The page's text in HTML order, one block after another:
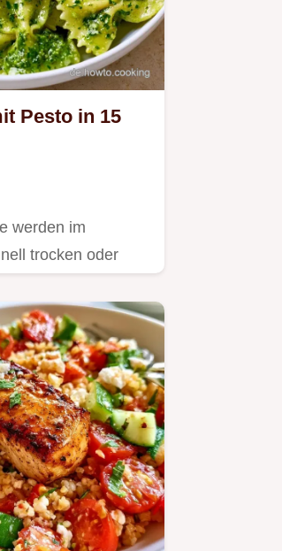
Pesto in 15
werden im
trocken oder